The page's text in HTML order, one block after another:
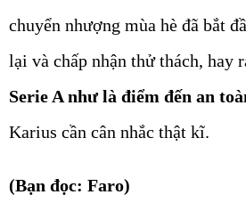
chuyển nhượng mùa hè đã bắt
lại và chấp nhận thử thách, hay
Serie A như là điểm đến an
Karius cần cân nhắc thật kĩ.
(Bạn đọc: Faro)